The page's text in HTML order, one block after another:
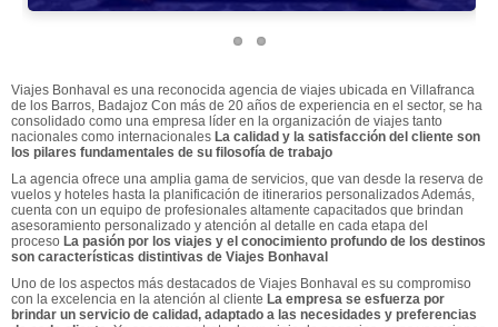
Viajes Bonhaval es una reconocida agencia de viajes ubicada en Villafranca
de los Barros, Badajoz Con más de 20 años de experiencia en el sector, se ha
consolidado como una empresa líder en la organización de viajes tanto
nacionales como internacionales La calidad y la satisfacción del cliente son
los pilares fundamentales de su filosofía de trabajo
La agencia ofrece una amplia gama de servicios, que van desde la reserva de
vuelos y hoteles hasta la planificación de itinerarios personalizados Además,
cuenta con un equipo de profesionales altamente capacitados que brindan
asesoramiento personalizado y atención al detalle en cada etapa del
proceso La pasión por los viajes y el conocimiento profundo de los destinos
son características distintivas de Viajes Bonhaval
Uno de los aspectos más destacados de Viajes Bonhaval es su compromiso
con la excelencia en la atención al cliente La empresa se esfuerza por
brindar un servicio de calidad, adaptado a las necesidades y preferencias